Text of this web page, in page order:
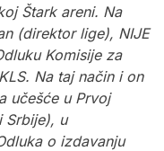
Štark areni. Na
(direktor lige), NIJE
Komisije za
Na taj način i on
učešće u Prvoj
Srbije), u
o izdavanju